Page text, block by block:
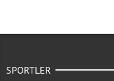
SPORTLER